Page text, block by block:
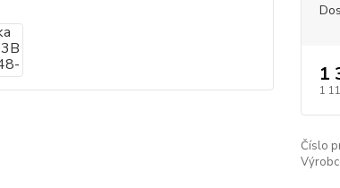
1
1
Číslo